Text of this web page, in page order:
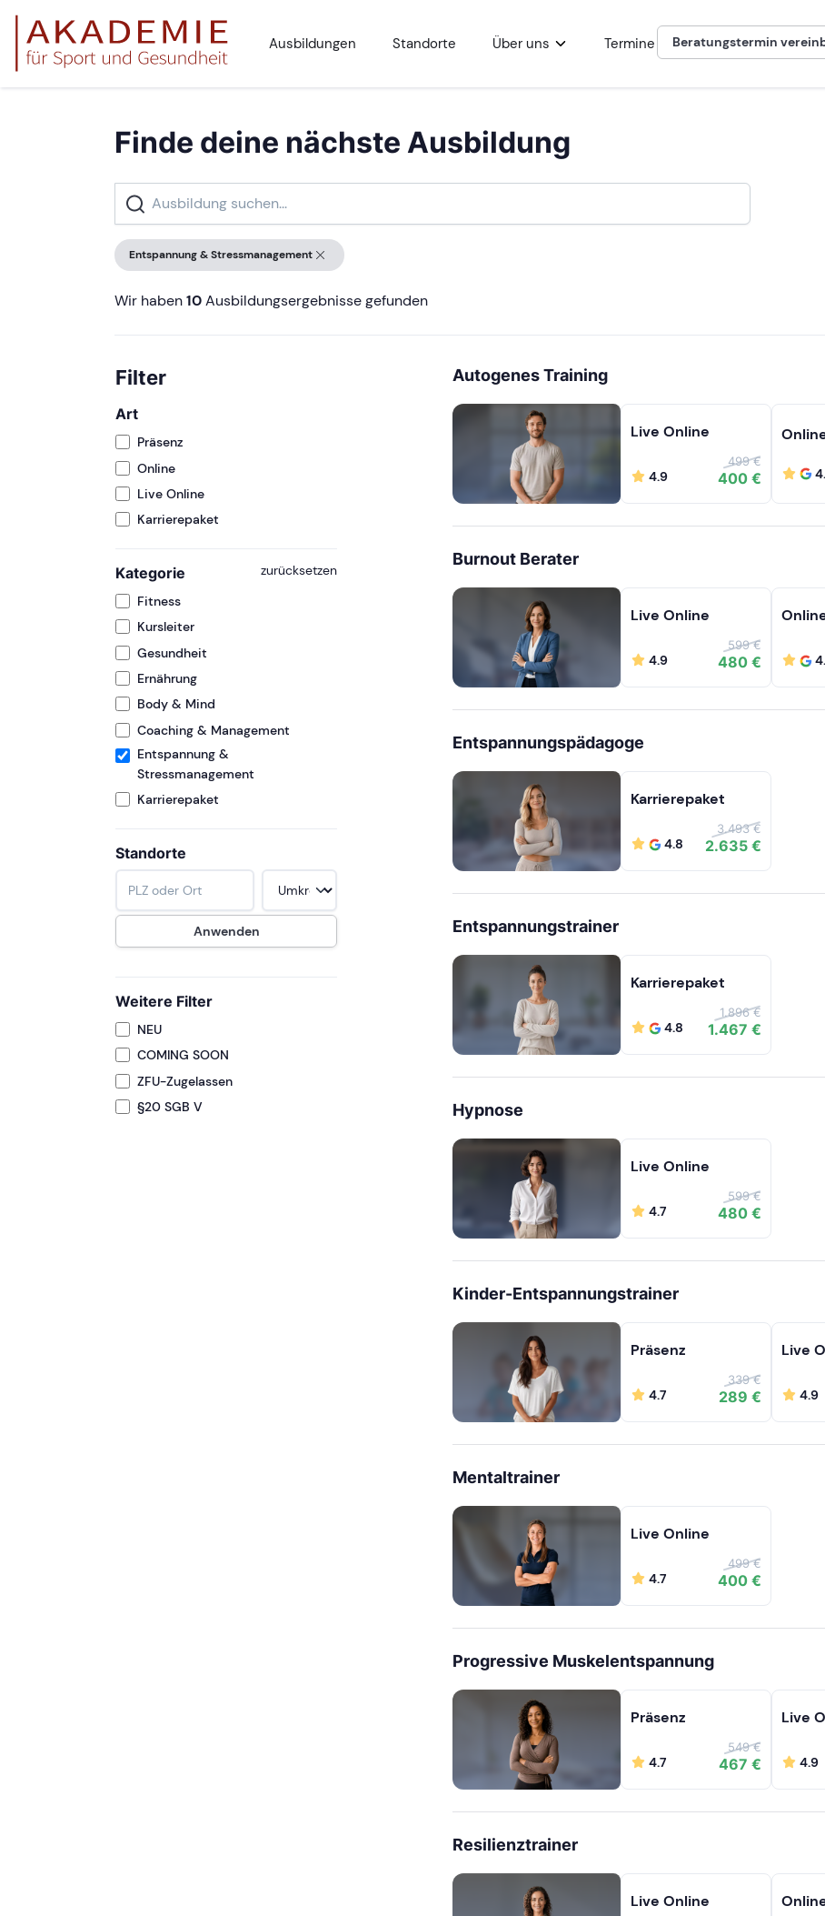
Ausbildungen Standorte Über uns Termine Beratungstermin
Finde deine nächste Ausbildung
Entspannung & Stressmanagement
Wir haben10Ausbildungsergebnisse gefunden
Filter
Art
Präsenz
Online
Live Online
Karrierepaket
Kategorie
zurücksetzen
Fitness
Kursleiter
Gesundheit
Ernährung
Body & Mind
Coaching & Management
Entspannung &
Stressmanagement
Karrierepaket
Standorte
Weitere Filter
NEU
COMING SOON
ZFU-Zugelassen
§20 SGB V
Autogenes Training
Live Online
4.9
499 €
400 €
Burnout Berater
Live Online
4.9
599 €
480 €
Entspannungspädagoge
Karrierepaket
4.8
3.493 €
2.635 €
Entspannungstrainer
Karrierepaket
4.8
1.896 €
1.467 €
Hypnose
Live Online
4.7
599 €
480 €
Kinder-Entspannungstrainer
Präsenz
4.7
339 €
289 €
Live
4.9
Mentaltrainer
Live Online
4.7
499 €
400 €
Progressive Muskelentspannung
Präsenz
4.7
549 €
467 €
Live
4.9
Resilienztrainer
Live Online